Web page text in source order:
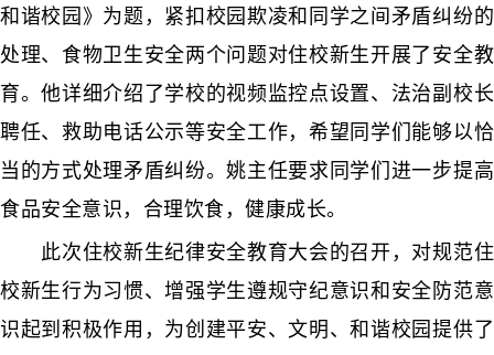
和谐校园》为题，紧扣校园欺凌和同学之间矛盾纠纷的
处理、食物卫生安全两个问题对住校新生开展了安全教
育。他详细介绍了学校的视频监控点设置、法治副校长
聘任、救助电话公示等安全工作，希望同学们能够以恰
当的方式处理矛盾纠纷。姚主任要求同学们进一步提高
食品安全意识，合理饮食，健康成长。
此次住校新生纪律安全教育大会的召开，对规范住
校新生行为习惯、增强学生遵规守纪意识和安全防范意
识起到积极作用，为创建平安、文明、和谐校园提供了